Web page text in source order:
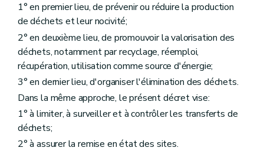
Section 2
Dispositions particulières à la valorisation des déchets
Art. 16
Art. 17
Art. 18
Section 3 Dispositions particulières à l'élimination des déchets
Art. 19
Art. 20
Section 4 Dispositions particulières aux déchets ménagers
Art. 21
Art. 22
Chapitre IV Transferts de déchets
Art. 23
Chapitre IV
Transferts de déchets
Art. 23
1° en premier lieu, de prévenir ou réduire la production
de déchets et leur nocivité;
2° en deuxième lieu, de promouvoir la valorisation des
déchets, notamment par recyclage, réemploi,
récupération, utilisation comme source d'énergie;
3° en dernier lieu, d'organiser l'élimination des déchets.
Dans la même approche, le présent décret vise:
1° à limiter, à surveiller et à contrôler les transferts de
déchets;
2° à assurer la remise en état des sites.